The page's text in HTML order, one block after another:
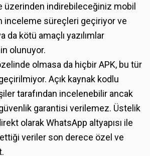
üzerinden indirebileceğiniz mobil
inceleme süreçleri geçiriyor ve
da kötü amaçlı yazılımlar
olunuyor.
olmasa da hiçbir APK, bu tür
Açık kaynak kodlu
tarafından incelenebilir ancak
garantisi verilemez. Üstelik
olarak WhatsApp altyapısı ile
ettiği veriler son derece özel ve